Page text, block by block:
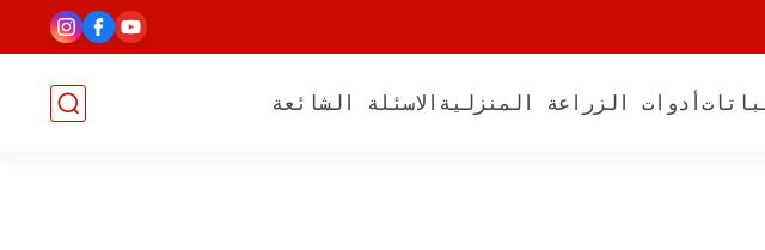
أدوات الزراعة المنزلية الاسئلة الشائعة